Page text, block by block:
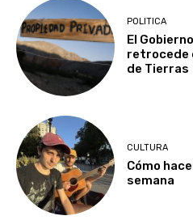
POLITICA
El
retrocede
de Tierras
CULTURA
Cómo
semana